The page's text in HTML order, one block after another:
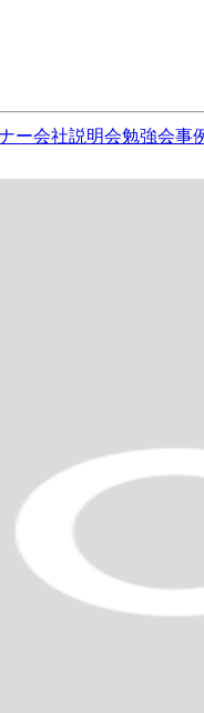
ー会社説明会勉強会事